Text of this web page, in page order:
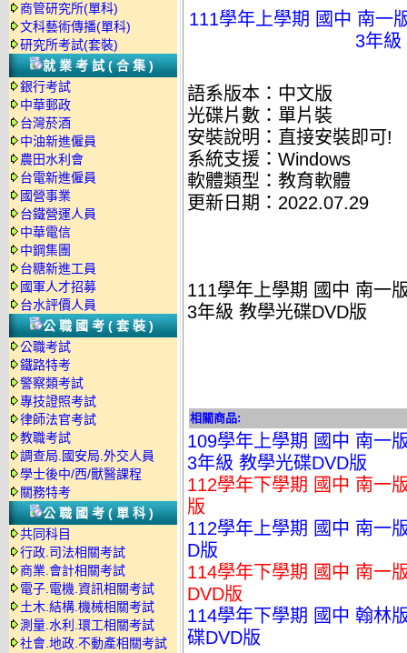
商管研究所(單科)
文科藝術傳播(單科)
研究所考試(套裝)
就業考試(合集)
銀行考試
中華郵政
台灣菸酒
中油新進僱員
農田水利會
台電新進僱員
國營事業
台鐵營運人員
中華電信
中鋼集團
台糖新進工員
國軍人才招募
台水評價人員
公職國考(套裝)
公職考試
鐵路特考
警察類考試
專技證照考試
律師法官考試
教職考試
調查局.國安局.外交人員
學士後中/西/獸醫課程
關務特考
公職國考(單科)
共同科目
行政.司法相關考試
商業.會計相關考試
電子.電機.資訊相關考試
土木.結構.機械相關考試
測量.水利.環工相關考試
社會.地政.不動產相關考試
111學年上學期 國中 南一
3年級
語系版本：中文版
光碟片數：單片裝
安裝說明：直接安裝即可!
系統支援：Windows
軟體類型：教育軟體
更新日期：2022.07.29
111學年上學期 國中 南一
3年級 教學光碟DVD版
相關商品:
109學年上學期 國中 南一
3年級 教學光碟DVD版
112學年下學期 國中 南一
版
112學年上學期 國中 南一
D版
114學年下學期 國中 南一
DVD版
114學年下學期 國中 翰林
碟DVD版